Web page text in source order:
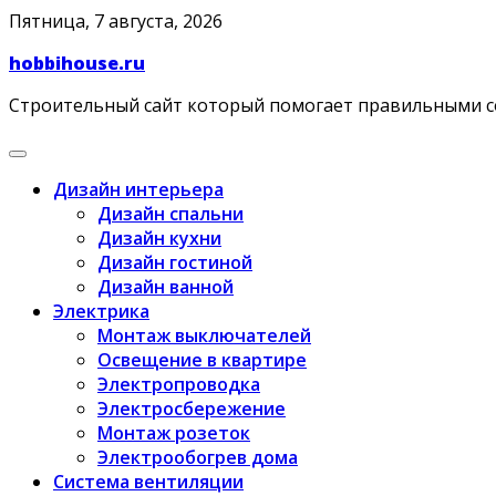
Skip
content
Пятница, 7 августа, 2026
hobbihouse.ru
Строительный сайт который помогает правильными
Дизайн интерьера
Дизайн спальни
Дизайн кухни
Дизайн гостиной
Дизайн ванной
Электрика
Монтаж выключателей
Освещение в квартире
Электропроводка
Электросбережение
Монтаж розеток
Электрообогрев дома
Система вентиляции